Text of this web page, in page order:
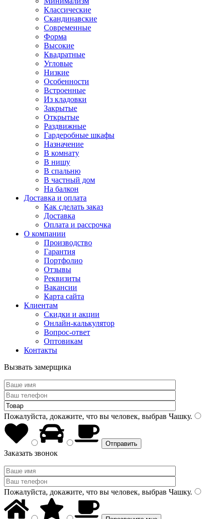
Классические
Скандинавские
Современные
Форма
Высокие
Квадратные
Угловые
Низкие
Особенности
Встроенные
Из кладовки
Закрытые
Открытые
Раздвижные
Гардеробные шкафы
Назначение
В комнату
В нишу
В спальню
В частный дом
На балкон
Доставка и оплата
Как сделать заказ
Доставка
Оплата и рассрочка
О компании
Производство
Гарантия
Портфолио
Отзывы
Реквизиты
Вакансии
Карта сайта
Клиентам
Скидки и акции
Онлайн-калькулятор
Вопрос-ответ
Оптовикам
Контакты
Вызвать замерщика
Пожалуйста, докажите, что вы человек, выбрав Чашку.
Заказать звонок
Пожалуйста, докажите, что вы человек, выбрав Чашку.